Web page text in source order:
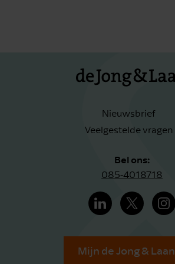
Nieuwsbrief
Veelgestelde vragen
Bel ons:
085-4018718
Mijn de Jong & Laan